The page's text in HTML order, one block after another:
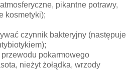
pikantne potrawy,
kosmetyki);
czynnik bakteryjny (następuje
pokarmowego
nieżyt żołądka, wrzody